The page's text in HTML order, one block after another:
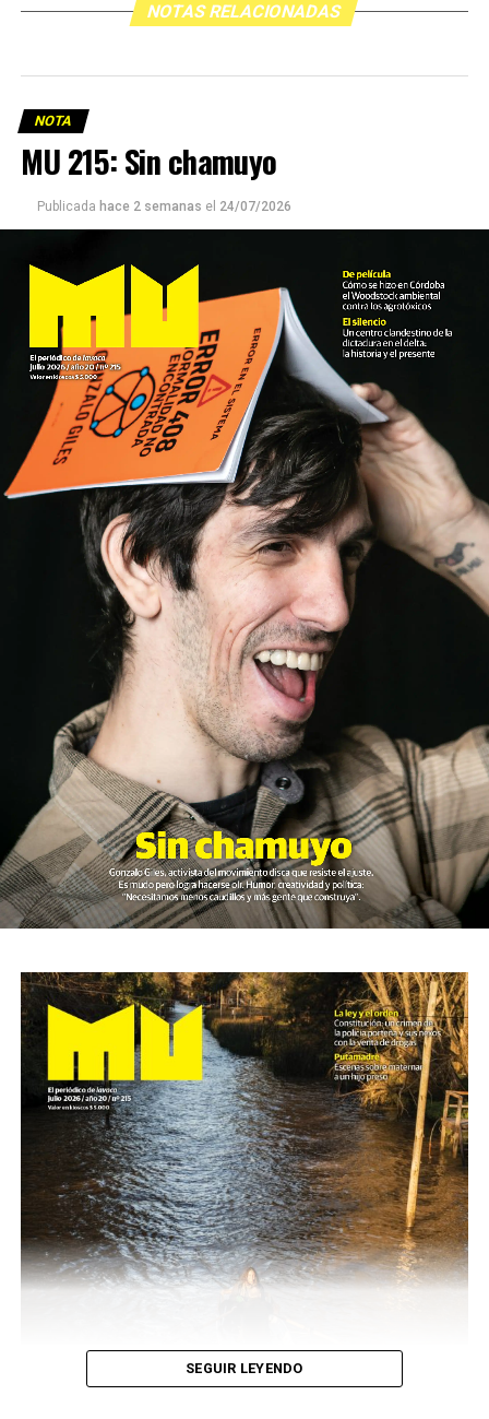
NOTAS RELACIONADAS
NOTA
MU 215: Sin chamuyo
Publicada hace 2 semanas el 24/07/2026
SEGUIR LEYENDO